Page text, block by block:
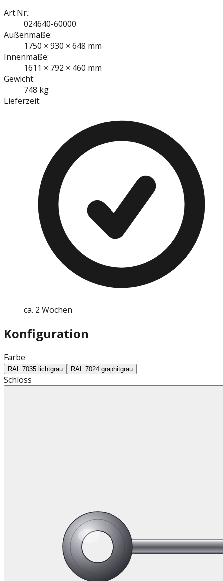
Art.Nr.:
024640-60000
Außenmaße:
1750 × 930 × 648 mm
Innenmaße:
1611 × 792 × 460 mm
Gewicht:
748 kg
Lieferzeit:
ca. 2 Wochen
Konfiguration
Farbe
RAL 7035 lichtgrau RAL 7024 graphitgrau
Schloss